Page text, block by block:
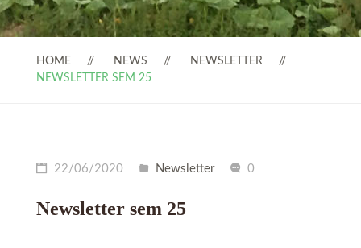
HOME NEWS
NEWSLETTER
NEWSLETTER SEM 25
22/06/2020 Newsletter 0
Newsletter sem 25